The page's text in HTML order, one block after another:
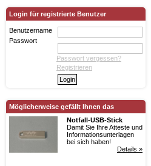
Login für registrierte Benutzer
Benutzername
Passwort
Passwort vergessen?
Registrieren
Möglicherweise gefällt Ihnen das
Notfall-USB-Stick
Damit Sie Ihre Atteste und
Informationsunterlagen
bei sich haben!
Details »